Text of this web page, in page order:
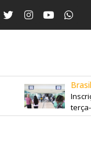
Brasil
terça-